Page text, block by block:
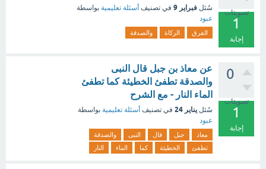
تصويتات
1
إجابة
سُئل فبراير 9 في تصنيف أسئلة تعليمية بواسطة
عبود
الفرق الزكاة والصدقة
0
تصويتات
1
إجابة
عن معاذ بن جبل قال النبى
والصدقة تطفئ الخطيئة كما تطفئ
الماء النار - مع الشرح
سُئل يناير 24 في تصنيف أسئلة تعليمية بواسطة
عبود
معاذ جبل قال النبى
والصدقة
تطفئ
الخطيئة كما الماء النار